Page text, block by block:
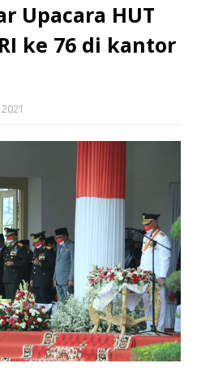
Upacara HUT
ke 76 di kantor